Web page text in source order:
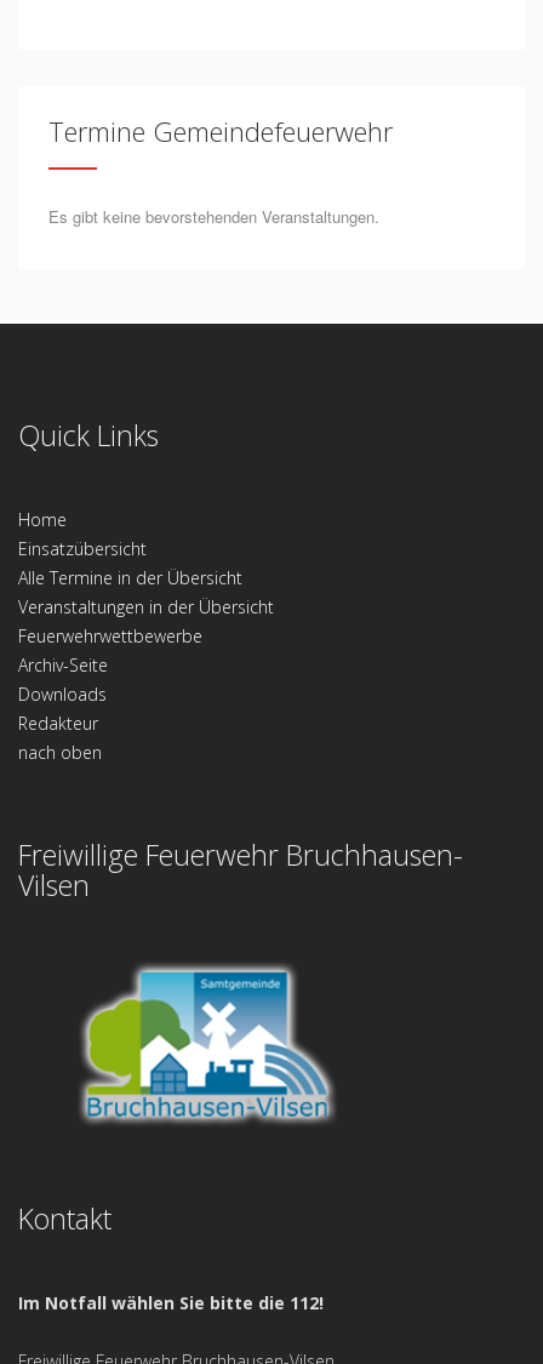
Termine Gemeindefeuerwehr
Es gibt keine bevorstehenden Veranstaltungen.
Quick Links
Home
Einsatzübersicht
Alle Termine in der Übersicht
Veranstaltungen in der Übersicht
Feuerwehrwettbewerbe
Archiv-Seite
Downloads
Redakteur
nach oben
Freiwillige Feuerwehr Bruchhausen-
Vilsen
Kontakt
Im Notfall wählen Sie bitte die 112!